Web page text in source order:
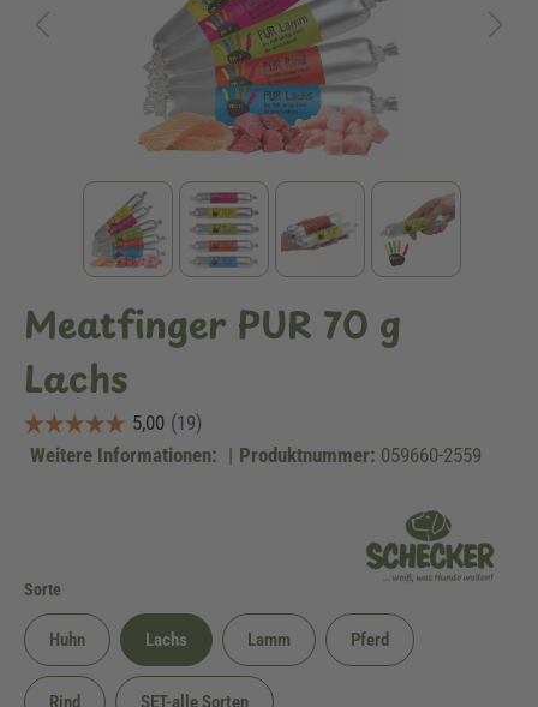
Meatfinger PUR 70 g
Lachs
Weitere Informationen: | Produktnummer: 059660-2559
Sorte
Huhn Lachs Lamm Pferd
Rind SET-alle Sorten